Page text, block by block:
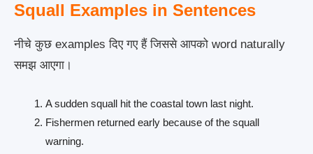
Squall Examples in Sentences
नीचे कुछ examples दिए गए हैं जिससे आपको word naturally
समझ आएगा।
A sudden squall hit the coastal town last night.
Fishermen returned early because of the squall
warning.